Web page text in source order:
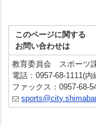
このページに関する
お問い合わせは
教育委員会 スポーツ
電話：0957-68-1111(内
ファックス：0957-68-